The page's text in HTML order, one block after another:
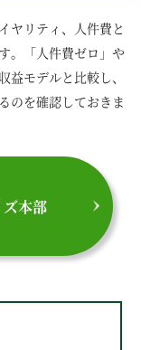
ヤリティ、人件費と
。「人件費ゼロ」や
益モデルと比較し、
のを確認しておきま
本部